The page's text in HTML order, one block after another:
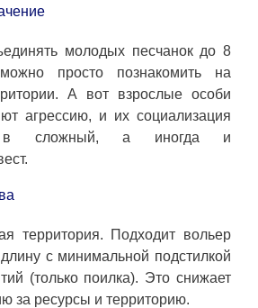
молодых песчанок до 8
просто познакомить на
А вот взрослые особи
агрессию, и их социализация
в сложный, а иногда и
территория. Подходит вольер
с минимальной подстилкой
(только поилка). Это снижает
за ресурсы и территорию.